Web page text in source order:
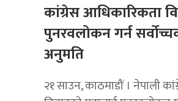
कांग्रेस आधिकारिकता
पुनरवलोकन गर्न
अनुमति
२१ साउन, काठमाडौं । नेपाली